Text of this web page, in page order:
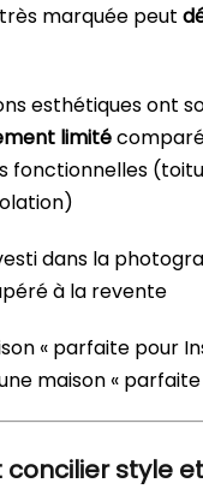
marquée peut
esthétiques ont
limité
fonctionnelles
dans la
à la revente
« parfaite pour
maison «
concilier style